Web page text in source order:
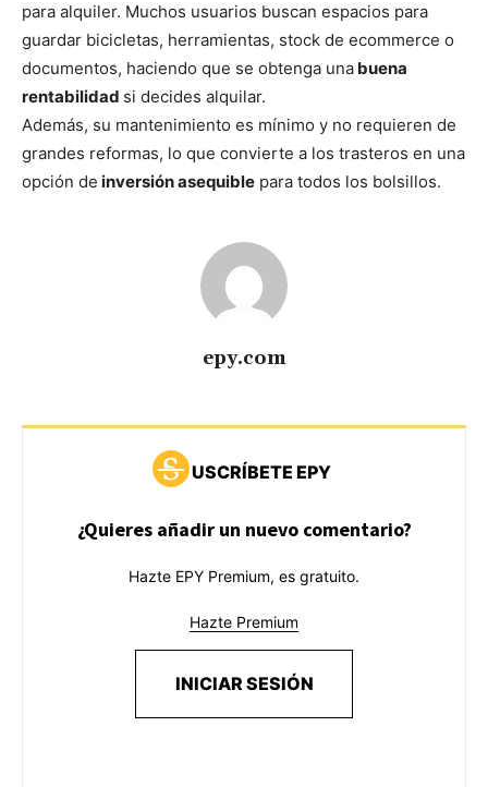
para alquiler. Muchos usuarios buscan espacios para
guardar bicicletas, herramientas, stock de ecommerce o
documentos, haciendo que se obtenga una buena
rentabilidad si decides alquilar.
Además, su mantenimiento es mínimo y no requieren de
grandes reformas, lo que convierte a los trasteros en una
opción de inversión asequible para todos los bolsillos.
epy.com
USCRÍBETE EPY
¿Quieres añadir un nuevo comentario?
Hazte EPY Premium, es gratuito.
Hazte Premium
INICIAR SESIÓN